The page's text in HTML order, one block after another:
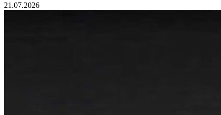
21.07.2026